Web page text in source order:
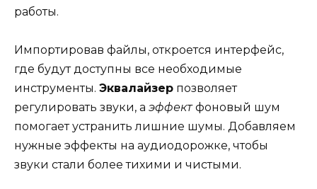
работы.
Импортировав файлы, откроется интерфейс,
где будут доступны все необходимые
инструменты. Эквалайзер позволяет
регулировать звуки, а эффектфоновый шум
помогает устранить лишние шумы. Добавляем
нужные эффекты на аудиодорожке, чтобы
звуки стали более тихими и чистыми.